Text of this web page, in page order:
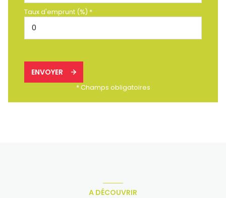
Taux d'emprunt (%) *
ENVOYER
* Champs obligatoires
A DÉCOUVRIR